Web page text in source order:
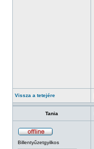
Vissza a tetejére
Tania
Billentyűzetgyilkos